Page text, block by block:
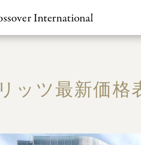
リッツ最新価格